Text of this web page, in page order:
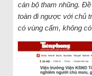
cán bộ tham nhũng.
toàn đi ngược với chủ
có vùng cấm, không